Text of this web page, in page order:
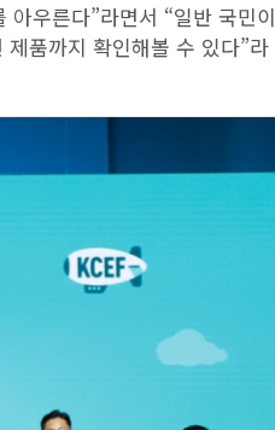
우른다”라면서 “일반 국민이
품까지 확인해볼 수 있다”라